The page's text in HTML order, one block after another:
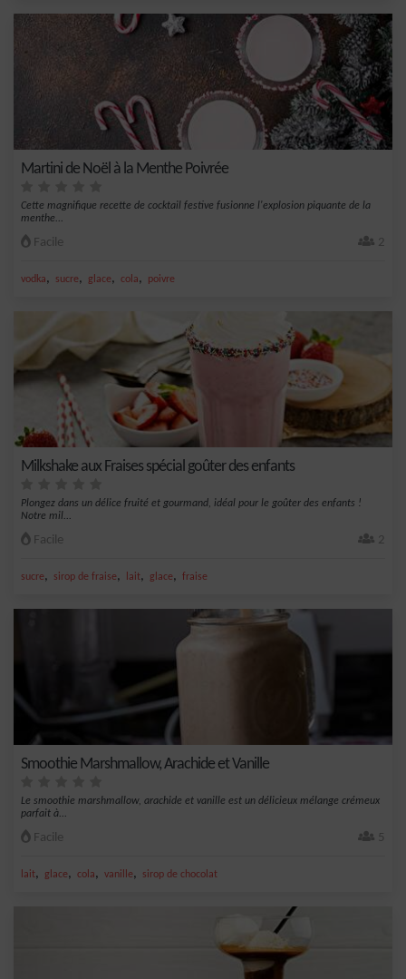
Martini de Noël à la Menthe Poivrée
Cette magnifique recette de cocktail festive fusionne l'explosion piquante de la
menthe...
Facile 2
vodka, sucre, glace, cola, poivre
Milkshake aux Fraises spécial goûter des enfants
Plongez dans un délice fruité et gourmand, idéal pour le goûter des enfants !
Notre mil...
Facile 2
sucre, sirop de fraise, lait, glace, fraise
Smoothie Marshmallow, Arachide et Vanille
Le smoothie marshmallow, arachide et vanille est un délicieux mélange crémeux
parfait à...
Facile 5
lait, glace, cola, vanille, sirop de chocolat